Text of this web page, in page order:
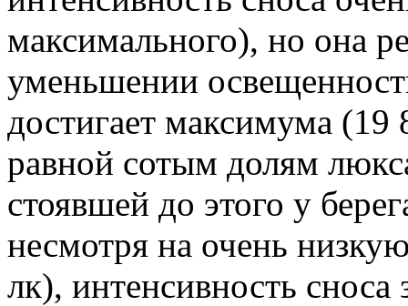
максимального), но она
уменьшении
достигает максимума
равной сотым долям
стоявшей до этого у
несмотря на очень
лк), интенсивность сноса